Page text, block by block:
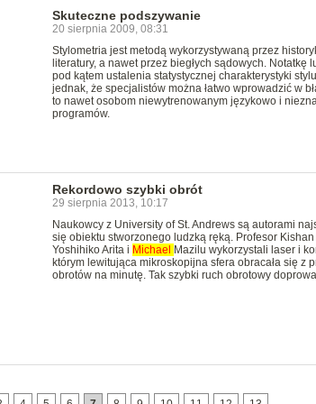
Skuteczne podszywanie
20 sierpnia 2009, 08:31
Stylometria jest metodą wykorzystywaną przez
literatury, a nawet przez biegłych sądowych. Notatkę
pod kątem ustalenia statystycznej charakterystyki
jednak, że specjalistów można łatwo wprowadzić w
to nawet osobom niewytrenowanym językowo i
programów.
Rekordowo szybki obrót
29 sierpnia 2013, 10:17
Naukowcy z University of St. Andrews są autorami
się obiektu stworzonego ludzką ręką. Profesor
Yoshihiko Arita i Michael Mazilu wykorzystali laser i
którym lewitująca mikroskopijna sfera obracała się z
obrotów na minutę. Tak szybki ruch obrotowy